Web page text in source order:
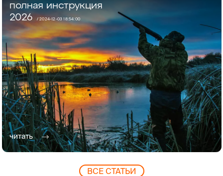
полная инструкция
2026 /2024-12-03 18:54:00
читать
ВCЕ СТАТЬИ